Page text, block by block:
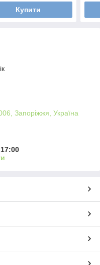
Купити
Запоріжжя, Україна